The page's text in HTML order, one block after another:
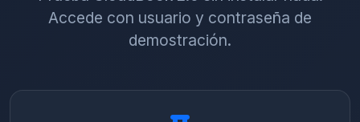
Accede con usuario y contraseña de
demostración.